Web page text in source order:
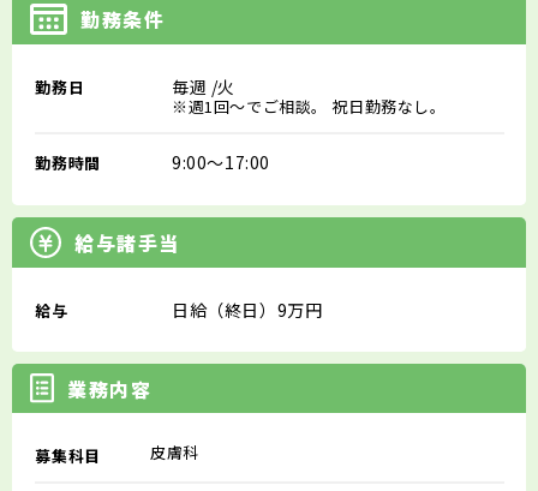
勤務条件
勤務日 毎週 /火
※週1回～でご相談。 祝日勤務なし。
勤務時間 9:00～17:00
給与諸手当
給与 日給（終日）9万円
業務内容
募集科目 皮膚科